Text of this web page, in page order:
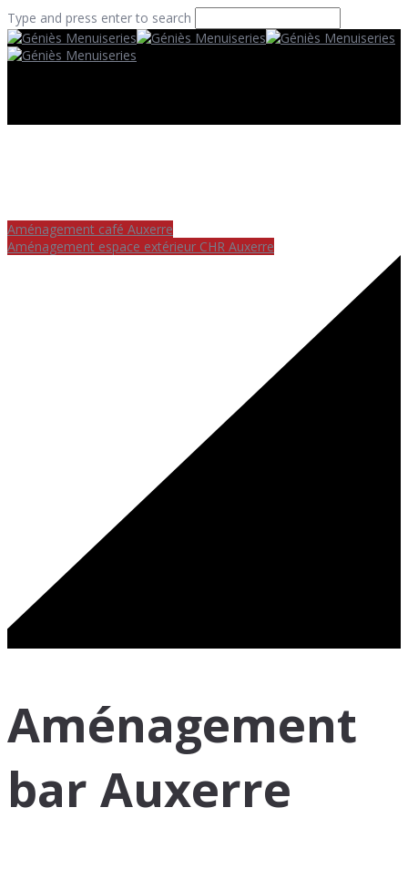
Type and press enter to search
Aménagement café Auxerre
Aménagement espace extérieur CHR Auxerre
Aménagement
bar Auxerre